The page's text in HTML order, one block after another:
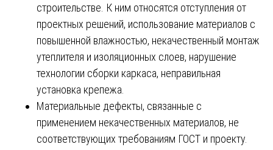
строительстве. К ним относятся отступления от
проектных решений, использование материалов с
повышенной влажностью, некачественный монтаж
утеплителя и изоляционных слоев, нарушение
технологии сборки каркаса, неправильная
установка крепежа.
Материальные дефекты, связанные с
применением некачественных материалов, не
соответствующих требованиям ГОСТ и проекту.